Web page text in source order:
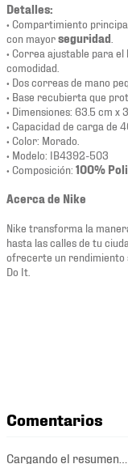
Detalles:
• Compartimiento
con mayorseguridad
• Correa ajustable para
comodidad.
• Dos correas de mano
• Base recubierta que
• Dimensiones: 63.5 cm x
• Capacidad de carga de
• Color: Morado.
• Modelo: IB4392-503
• Composición: 100%
Acerca de Nike
Nike transforma la
hasta las calles de tu
ofrecerte un rendimiento
Do It.
Comentarios
Cargando el resumen…